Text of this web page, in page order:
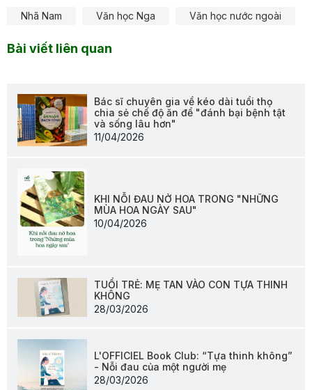
Nhã Nam Văn học Nga Văn học nước ngoài
Bài viết liên quan
Bác sĩ chuyên gia về kéo dài tuổi thọ
chia sẻ chế độ ăn để "đánh bại bệnh tật
và sống lâu hơn"
11/04/2026
KHI NỖI ĐAU NỞ HOA TRONG "NHỮNG
MÙA HOA NGÀY SAU"
10/04/2026
TUỔI TRẺ: MẸ TAN VÀO CON TỰA THINH
KHÔNG
28/03/2026
L'OFFICIEL Book Club: “Tựa thinh không”
- Nỗi đau của một người mẹ
28/03/2026